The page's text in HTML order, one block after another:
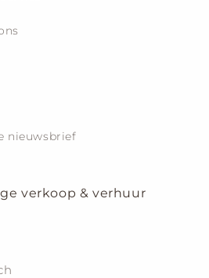
nieuwsbrief
verkoop & verhuur